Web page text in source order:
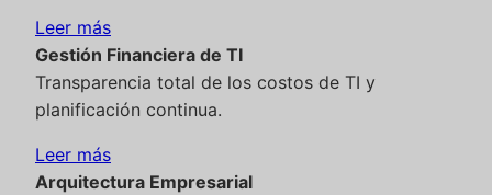
Leer más
Gestión Financiera de TI
Transparencia total de los costos de TI y
planificación continua.
Leer más
Arquitectura Empresarial